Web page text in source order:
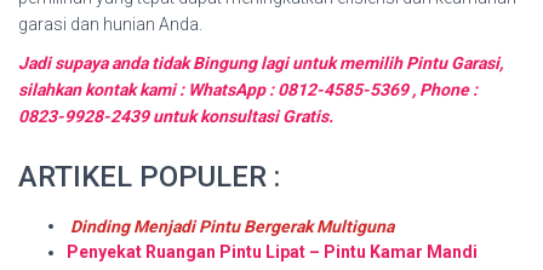
garasi dan hunian Anda.
Jadi supaya anda tidak Bingung lagi untuk memilih Pintu Garasi,
silahkan kontak kami : WhatsApp : 0812-4585-5369 , Phone :
0823-9928-2439 untuk konsultasi Gratis.
ARTIKEL POPULER :
Dinding Menjadi Pintu Bergerak Multiguna
Penyekat Ruangan Pintu Lipat – Pintu Kamar Mandi